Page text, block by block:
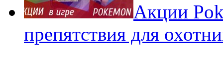
Акции
препятствия для